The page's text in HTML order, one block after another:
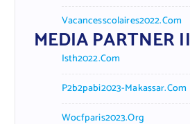
Vacancesscolaires2022.com
MEDIA PARTNER II
Isth2022.com
P2b2pabi2023-Makassar.com
Wocfparis2023.org